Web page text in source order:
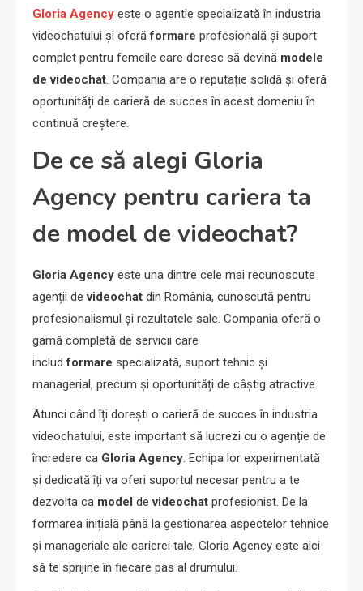
Gloria Agency este o agentie specializată în industria
videochatului și oferăformare profesională și suport
complet pentru femeile care doresc să devină modele
de videochat. Compania are o reputație solidă și oferă
oportunități de carieră de succes în acest domeniu în
continuă creștere.
De ce să alegi Gloria
Agency pentru cariera ta
de model de videochat?
Gloria Agency este una dintre cele mai recunoscute
agenții devideochat din România, cunoscută pentru
profesionalismul și rezultatele sale. Compania oferă o
gamă completă de servicii care
includformare specializată, suport tehnic și
managerial, precum și oportunități de câștig atractive.
Atunci când îți dorești o carieră de succes în industria
videochatului, este important să lucrezi cu o agenție de
încredere ca Gloria Agency. Echipa lor experimentată
și dedicată îți va oferi suportul necesar pentru a te
dezvolta ca model devideochat profesionist. De la
formarea inițială până la gestionarea aspectelor tehnice
și manageriale ale carierei tale, Gloria Agency este aici
să te sprijine în fiecare pas al drumului.